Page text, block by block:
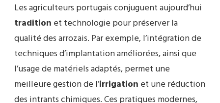
Les agriculteurs portugais conjuguent aujourd’hui
tradition et technologie pour préserver la
qualité des arrozais. Par exemple, l’intégration de
techniques d’implantation améliorées, ainsi que
l’usage de matériels adaptés, permet une
meilleure gestion de l’irrigation et une réduction
des intrants chimiques. Ces pratiques modernes,